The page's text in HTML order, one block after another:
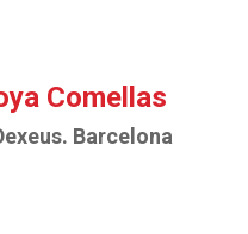
Comellas
Barcelona